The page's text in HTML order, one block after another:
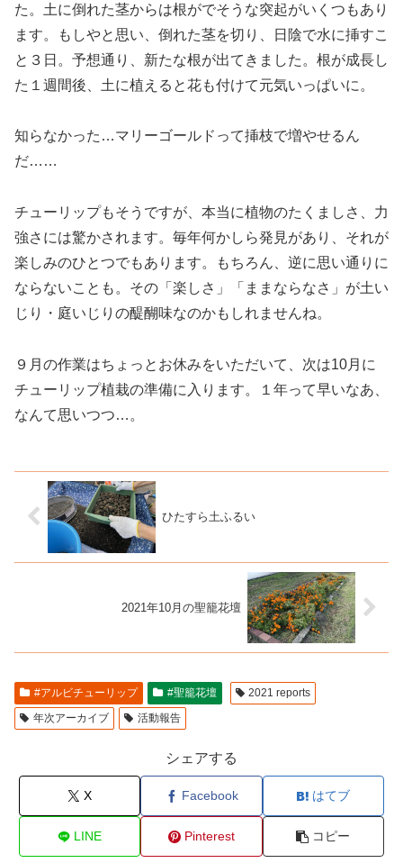
た。土に倒れた茎からは根がでそうな突起がいくつもあり
ます。もしやと思い、倒れた茎を切り、日陰で水に挿すこ
と３日。予想通り、新たな根が出てきました。根が成長し
た１週間後、土に植えると花も付けて元気いっぱいに。
知らなかった…マリーゴールドって挿枝で増やせるん
だ……
チューリップもそうですが、本当に植物のたくましさ、力
強さには驚かされます。毎年何かしら発見があり、それが
楽しみのひとつでもあります。もちろん、逆に思い通りに
ならないことも。その「楽しさ」「ままならなさ」が土い
じり・庭いじりの醍醐味なのかもしれませんね。
９月の作業はちょっとお休みをいただいて、次は10月に
チューリップ植栽の準備に入ります。１年って早いなあ、
なんて思いつつ…。
ひたすら土ふるい
2021年10月の聖籠花壇
#アルビチューリップ #聖籠花壇
2021 reports
年次アーカイブ
活動報告
シェアする
X Facebook はてブ
LINE Pinterest コピー